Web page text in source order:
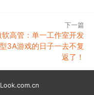
下一篇
软高管：单一工作室开发
3A游戏的日子一去不复
返了！